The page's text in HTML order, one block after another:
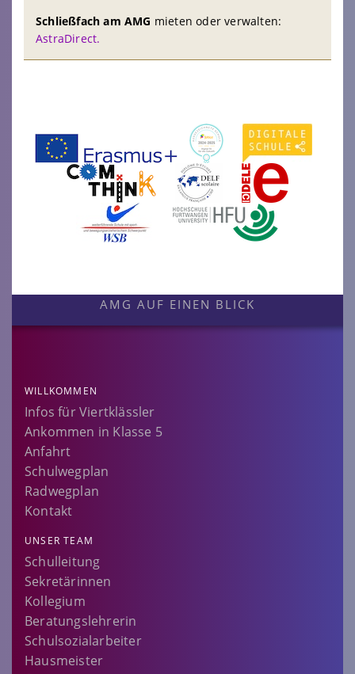
Schließfach am AMG mieten oder verwalten:
AstraDirect.
AMG AUF EINEN BLICK
WILLKOMMEN
Infos für Viertklässler
Ankommen in Klasse 5
Anfahrt
Schulwegplan
Radwegplan
Kontakt
UNSER TEAM
Schulleitung
Sekretärinnen
Kollegium
Beratungslehrerin
Schulsozialarbeiter
Hausmeister